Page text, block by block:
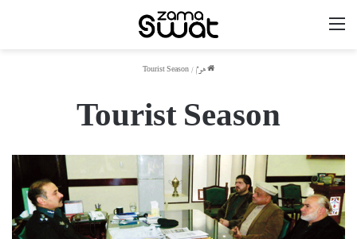
ھوم/
Tourist Season
Tourist Season